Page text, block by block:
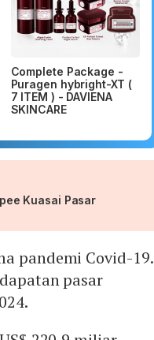
Complete Package -
Puragen hybright-XT (
7 ITEM ) - DAVIENA
SKINCARE
Kuasai Pasar
pandemi Covid-19.
pasar